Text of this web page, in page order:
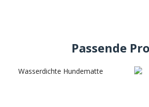
Passende